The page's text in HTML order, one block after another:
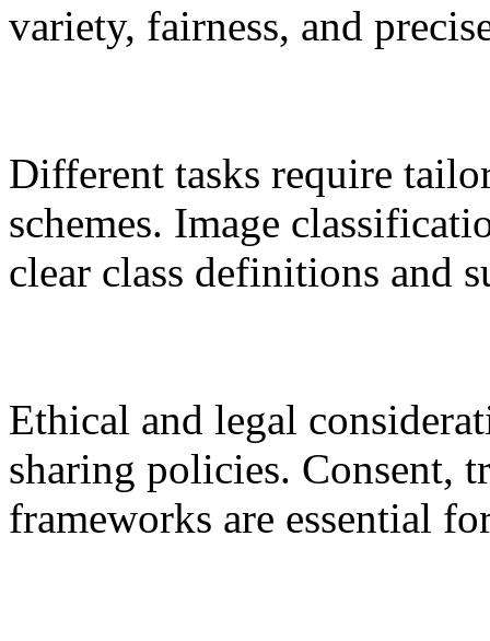
variety, fairness, and
Different tasks require
schemes. Image
clear class definitions and
Ethical and legal
sharing policies. Consent,
frameworks are essential